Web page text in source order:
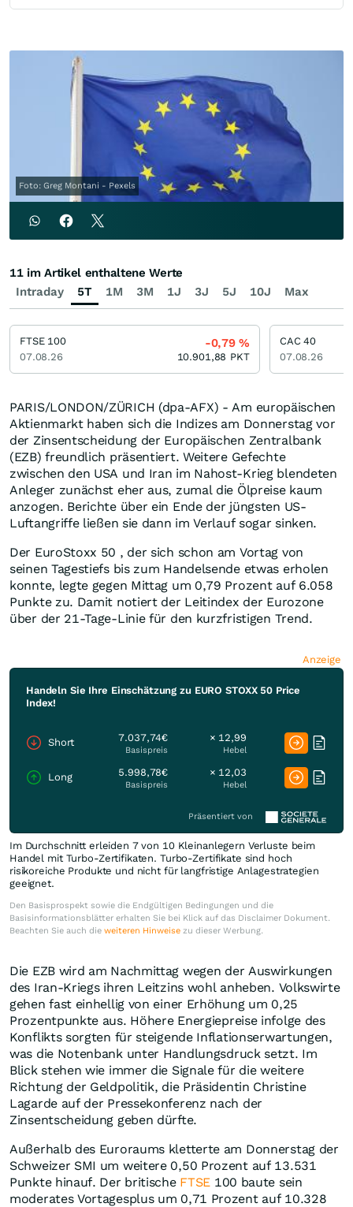
Foto: Greg Montani - Pexels
PARIS/LONDON/ZÜRICH (dpa-AFX) - Am europäischen
Aktienmarkt haben sich die Indizes am Donnerstag vor
der Zinsentscheidung der Europäischen Zentralbank
(EZB) freundlich präsentiert. Weitere Gefechte
zwischen den USA und Iran im Nahost-Krieg blendeten
Anleger zunächst eher aus, zumal die Ölpreise kaum
anzogen. Berichte über ein Ende der jüngsten US-
Luftangriffe ließen sie dann im Verlauf sogar sinken.
Der EuroStoxx 50 , der sich schon am Vortag von
seinen Tagestiefs bis zum Handelsende etwas erholen
konnte, legte gegen Mittag um 0,79 Prozent auf 6.058
Punkte zu. Damit notiert der Leitindex der Eurozone
über der 21-Tage-Linie für den kurzfristigen Trend.
Anzeige
Handeln Sie Ihre Einschätzung zu EURO STOXX 50 Price
Index!
Short 7.037,74€
Basispreis
× 12,99
Hebel
Long 5.998,78€
Basispreis
× 12,03
Hebel
Präsentiert von
Im Durchschnitt erleiden 7 von 10 Kleinanlegern Verluste beim
Handel mit Turbo-Zertifikaten. Turbo-Zertifikate sind hoch
risikoreiche Produkte und nicht für langfristige Anlagestrategien
geeignet.
Den Basisprospekt sowie die Endgültigen Bedingungen und die
Basisinformationsblätter erhalten Sie bei Klick auf das Disclaimer Dokument.
Beachten Sie auch die weiteren Hinweise zu dieser Werbung.
Die EZB wird am Nachmittag wegen der Auswirkungen
des Iran-Kriegs ihren Leitzins wohl anheben. Volkswirte
gehen fast einhellig von einer Erhöhung um 0,25
Prozentpunkte aus. Höhere Energiepreise infolge des
Konflikts sorgten für steigende Inflationserwartungen,
was die Notenbank unter Handlungsdruck setzt. Im
Blick stehen wie immer die Signale für die weitere
Richtung der Geldpolitik, die Präsidentin Christine
Lagarde auf der Pressekonferenz nach der
Zinsentscheidung geben dürfte.
Außerhalb des Euroraums kletterte am Donnerstag der
Schweizer SMI um weitere 0,50 Prozent auf 13.531
Punkte hinauf. Der britische FTSE 100 baute sein
moderates Vortagesplus um 0,71 Prozent auf 10.328
Intraday 5T 1M 3M 1J 3J 5J 10J Max
11 im Artikel enthaltene Werte
FTSE 100
07.08.26
-0,79%
10.901,88 PKT
CAC 40
07.08.26